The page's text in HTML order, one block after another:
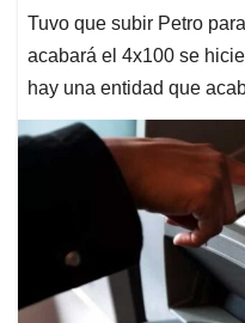
Tuvo que subir Petro
acabará el 4x100 se
hay una entidad que